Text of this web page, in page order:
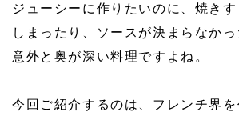
ジューシーに作りたいのに、焼き
しまったり、ソースが決まらなか
意外と奥が深い料理ですよね。
今回ご紹介するのは、フレンチ界